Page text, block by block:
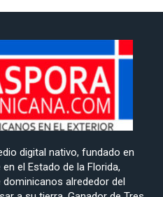
digital nativo, fundado en
el Estado de la Florida,
alrededor del